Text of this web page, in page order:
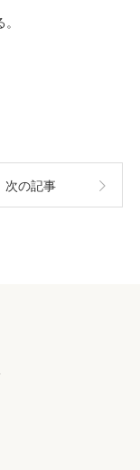
次の記事